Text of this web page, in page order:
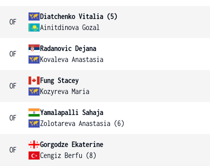
OF
Diatchenko Vitalia (5)
Ainitdinova Gozal
OF
Radanovic Dejana
Kovaleva Anastasia
OF
Fung Stacey
Kozyreva Maria
OF
Yamalapalli Sahaja
Zolotareva Anastasia (6)
OF
Gorgodze Ekaterine
Cengiz Berfu (8)